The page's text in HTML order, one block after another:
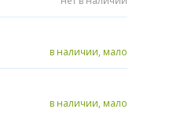
в наличии, мало
в наличии, мало